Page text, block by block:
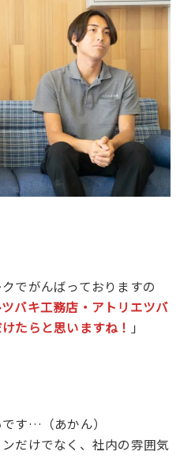
でがんばっておりますの
バキ工務店・アトリエツバ
たらと思いますね！ 」
す…（あかん）
だけでなく、社内の雰囲気